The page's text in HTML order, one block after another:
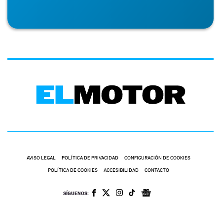
AVISO LEGAL POLÍTICA DE PRIVACIDAD CONFIGURACIÓN DE COOKIES
POLÍTICA DE COOKIES ACCESIBILIDAD CONTACTO
SÍGUENOS: